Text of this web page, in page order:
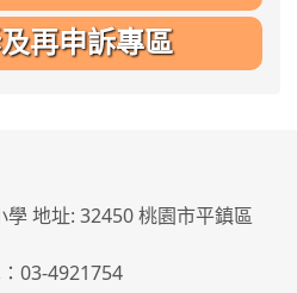
再申訴專區
地址: 32450 桃園市平鎮區
03-4921754